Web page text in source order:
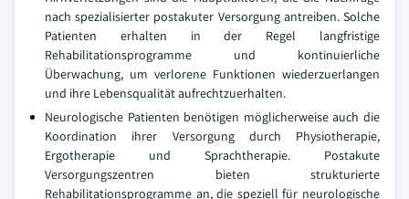
nach spezialisierter postakuter Versorgung antreiben. Solche
Patienten erhalten in der Regel langfristige
Rehabilitationsprogramme und kontinuierliche
Überwachung, um verlorene Funktionen wiederzuerlangen
und ihre Lebensqualität aufrechtzuerhalten.
Neurologische Patienten benötigen möglicherweise auch die
Koordination ihrer Versorgung durch Physiotherapie,
Ergotherapie und Sprachtherapie. Postakute
Versorgungszentren bieten strukturierte
Rehabilitationsprogramme an, die speziell für neurologische